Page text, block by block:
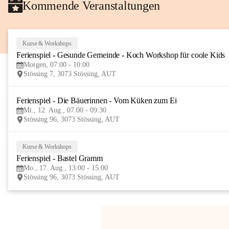
Kommende Veranstaltungen
Kurse & Workshops
Ferienspiel - Gesunde Gemeinde - Koch Workshop für coole Kids
Morgen, 07:00 - 10:00
Stössing 7, 3073 Stössing, AUT
Ferienspiel - Die Bäuerinnen - Vom Küken zum Ei
Mi., 12. Aug., 07:00 - 09:30
Stössing 96, 3073 Stössing, AUT
Kurse & Workshops
Ferienspiel - Bastel Gramm
Mo., 17. Aug., 13:00 - 15:00
Stössing 96, 3073 Stössing, AUT